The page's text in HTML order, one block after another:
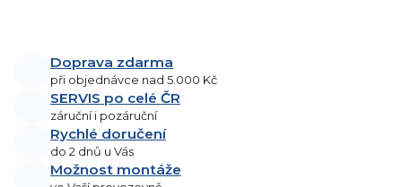
Doprava zdarma
při objednávce nad 5.000 Kč
SERVIS po celé ČR
záruční i pozáruční
Rychlé doručení
do 2 dnů u Vás
Možnost montáže